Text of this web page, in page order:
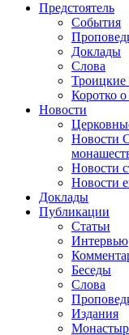
Предстоятель
События
Доклады
Слова
Троицкие
Коротко
Новости
Новости
Новости
Новости
Доклады
Публикации
Статьи
Интервью
Беседы
Слова
Издания